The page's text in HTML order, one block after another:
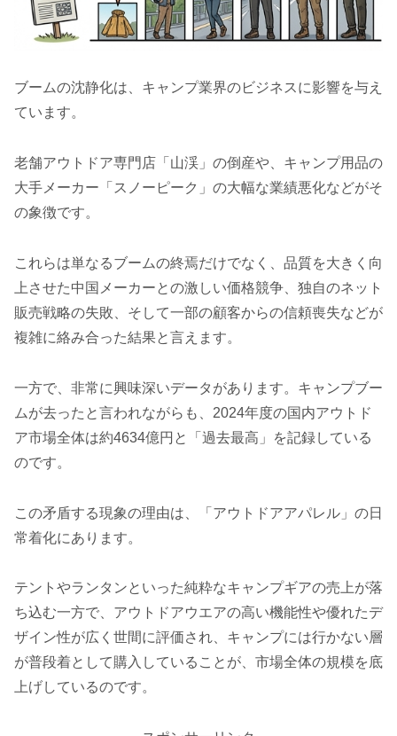
ブームの沈静化は、キャンプ業界のビジネスに影響を与え
ています。
老舗アウトドア専門店「山渓」の倒産や、キャンプ用品の
大手メーカー「スノーピーク」の大幅な業績悪化などがそ
の象徴です。
これらは単なるブームの終焉だけでなく、品質を大きく向
上させた中国メーカーとの激しい価格競争、独自のネット
販売戦略の失敗、そして一部の顧客からの信頼喪失などが
複雑に絡み合った結果と言えます。
一方で、非常に興味深いデータがあります。キャンプブー
ムが去ったと言われながらも、2024年度の国内アウトド
ア市場全体は約4634億円と「過去最高」を記録している
のです。
この矛盾する現象の理由は、「アウトドアアパレル」の日
常着化にあります。
テントやランタンといった純粋なキャンプギアの売上が落
ち込む一方で、アウトドアウエアの高い機能性や優れたデ
ザイン性が広く世間に評価され、キャンプには行かない層
が普段着として購入していることが、市場全体の規模を底
上げしているのです。